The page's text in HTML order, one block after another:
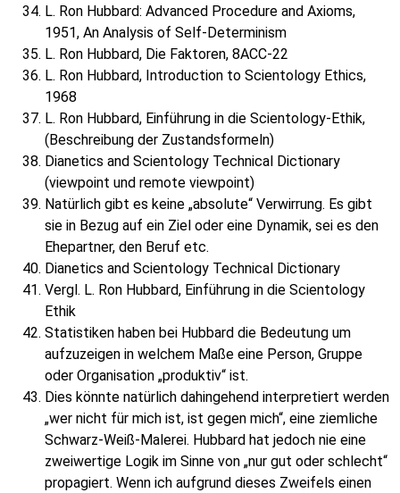
L. Ron Hubbard: Advanced Procedure and Axioms,
1951, An Analysis of Self-Determinism
L. Ron Hubbard, Die Faktoren, 8ACC-22
L. Ron Hubbard, Introduction to Scientology Ethics,
1968
L. Ron Hubbard, Einführung in die Scientology-Ethik,
(Beschreibung der Zustandsformeln)
Dianetics and Scientology Technical Dictionary
(viewpoint und remote viewpoint)
Natürlich gibt es keine „absolute“ Verwirrung. Es gibt
sie in Bezug auf ein Ziel oder eine Dynamik, sei es den
Ehepartner, den Beruf etc.
Dianetics and Scientology Technical Dictionary
Vergl. L. Ron Hubbard, Einführung in die Scientology
Ethik
Statistiken haben bei Hubbard die Bedeutung um
aufzuzeigen in welchem Maße eine Person, Gruppe
oder Organisation „produktiv“ ist.
Dies könnte natürlich dahingehend interpretiert werden
„wer nicht für mich ist, ist gegen mich“, eine ziemliche
Schwarz-Weiß-Malerei. Hubbard hat jedoch nie eine
zweiwertige Logik im Sinne von „nur gut oder schlecht“
propagiert. Wenn ich aufgrund dieses Zweifels einen